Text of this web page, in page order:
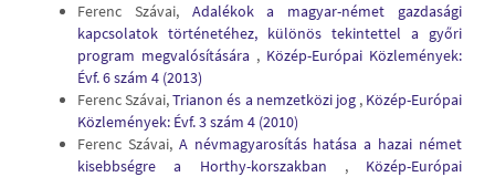
Ferenc Szávai, Adalékok a magyar-német gazdasági
kapcsolatok történetéhez, különös tekintettel a győri
program megvalósítására , Közép-Európai Közlemények:
Évf. 6 szám 4 (2013)
Ferenc Szávai,Trianon és a nemzetközi jog , Közép-Európai
Közlemények: Évf. 3 szám 4 (2010)
Ferenc Szávai, A névmagyarosítás hatása a hazai német
kisebbségre a Horthy-korszakban , Közép-Európai